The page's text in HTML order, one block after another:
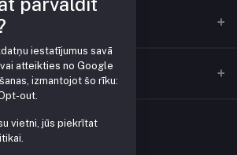
iestatījumus savā
atteikties no Google
izmantojot šo rīku:
out
vietni, jūs piekrītat